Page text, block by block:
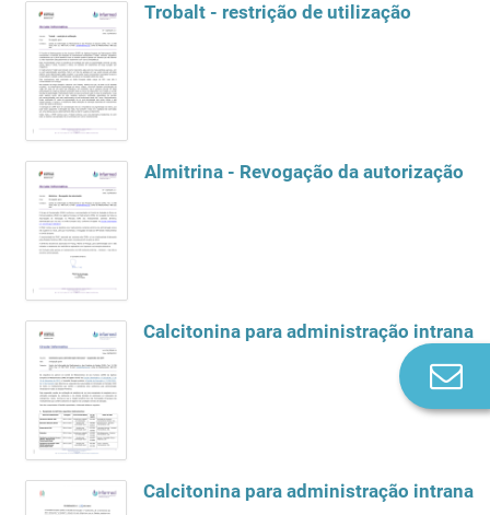
Trobalt - restrição de utilização
Almitrina - Revogação da autorização
Calcitonina para administração
Calcitonina para administração